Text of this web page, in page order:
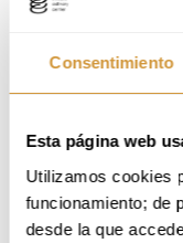
Consentimiento
Esta página web
Utilizamos cookies
funcionamiento; de
desde la que